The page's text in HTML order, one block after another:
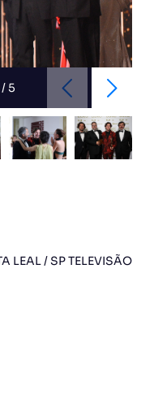
/5
LEAL / SP TELEVISÃO